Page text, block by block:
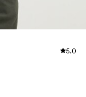
5.0